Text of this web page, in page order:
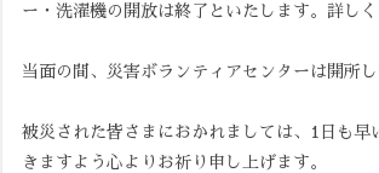
ー・洗濯機の開放は終了といたします。詳し
当面の間、災害ボランティアセンターは開所し
被災された皆さまにおかれましては、1日も早
きますよう心よりお祈り申し上げます。